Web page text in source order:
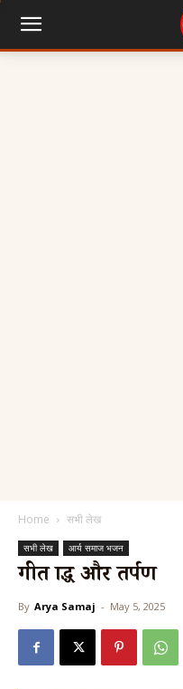
Home सभी लेख
सभी लेख आर्य समाज भजन
गीत श्राद्ध और तर्पण
By Arya Samaj - May 5, 2025